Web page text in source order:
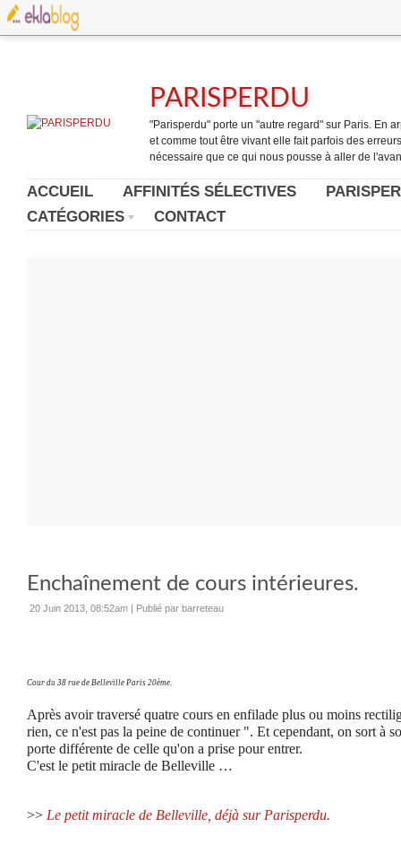
PARISPERDU
"Parisperdu" porte un "autre regard" sur Paris. En
et comme tout être vivant elle fait parfois des
nécessaire que ce qui nous pousse à aller de
ACCUEIL AFFINITÉS SÉLECTIVES
CATÉGORIES
CONTACT
Enchaînement de cours intérieures.
20 Juin 2013, 08:52am | Publié par barreteau
Cour du 38 rue de Belleville Paris 20ème.
Après avoir traversé quatre cours en enfilade plus ou moins
rien, ce n'est pas la peine de continuer ". Et cependant, on sort à
porte différente de celle qu'on a prise pour entrer.
C'est le petit miracle de Belleville …
>> Le petit miracle de Belleville, déjà sur Parisperdu.